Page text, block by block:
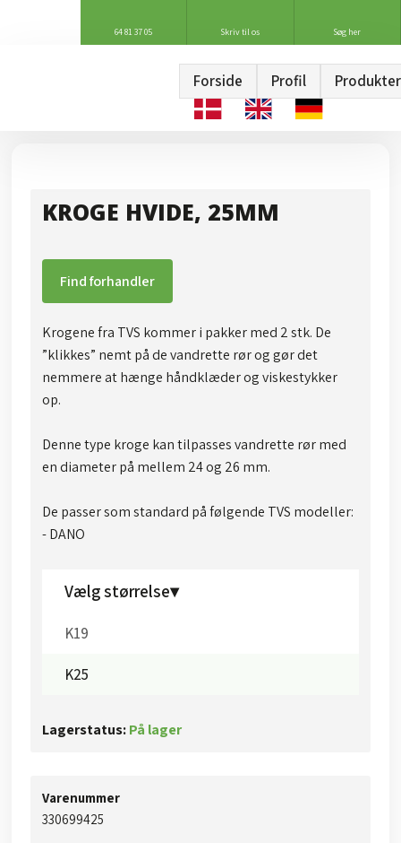
64 81 37 05 Skriv til os Søg her
Forside Profil Produkter
KROGE HVIDE, 25MM
Find forhandler
Krogene fra TVS kommer i pakker med 2 stk. De
”klikkes” nemt på de vandrette rør og gør det
nemmere at hænge håndklæder og viskestykker
op.
Denne type kroge kan tilpasses vandrette rør med
en diameter på mellem 24 og 26 mm.
De passer som standard på følgende TVS modeller:
- DANO​
Vælg størrelse▾
K19
K25
Lagerstatus:På lager
Varenummer
330699425​